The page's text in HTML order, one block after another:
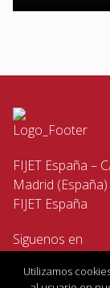
FIJET España –
Madrid
FIJET España
Siguenos en
Utilizamos